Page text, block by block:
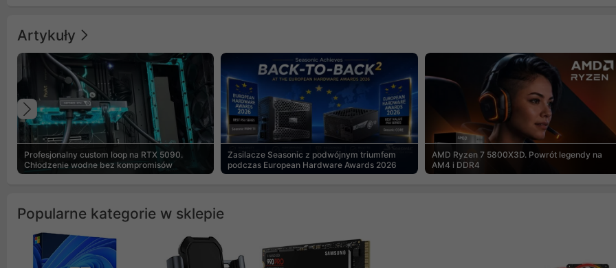
Artykuły
Profesjonalny custom loop na RTX 5090.
Chłodzenie wodne bez kompromisów
Zasilacze Seasonic z podwójnym triumfem
podczas European Hardware Awards 2026
AMD Ryzen 7 5800X3D. Powrót legendy na
AM4 i DDR4
Poprzedni
Popularne kategorie w sklepie